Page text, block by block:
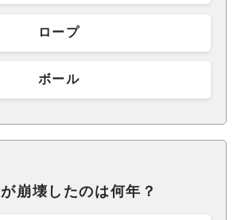
ロープ
ボール
崩壊したのは何年？